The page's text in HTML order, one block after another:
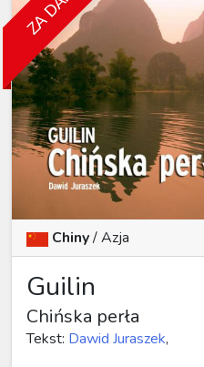
Chiny/Azja
Guilin
Chińska perła
Tekst: Dawid Juraszek,